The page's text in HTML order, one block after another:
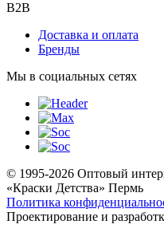
B2B
Доставка и оплата
Бренды
Мы в социальных сетях
© 1995-2026 Оптовый
«Краски Детства» Пермь
Политика
Проектирование и